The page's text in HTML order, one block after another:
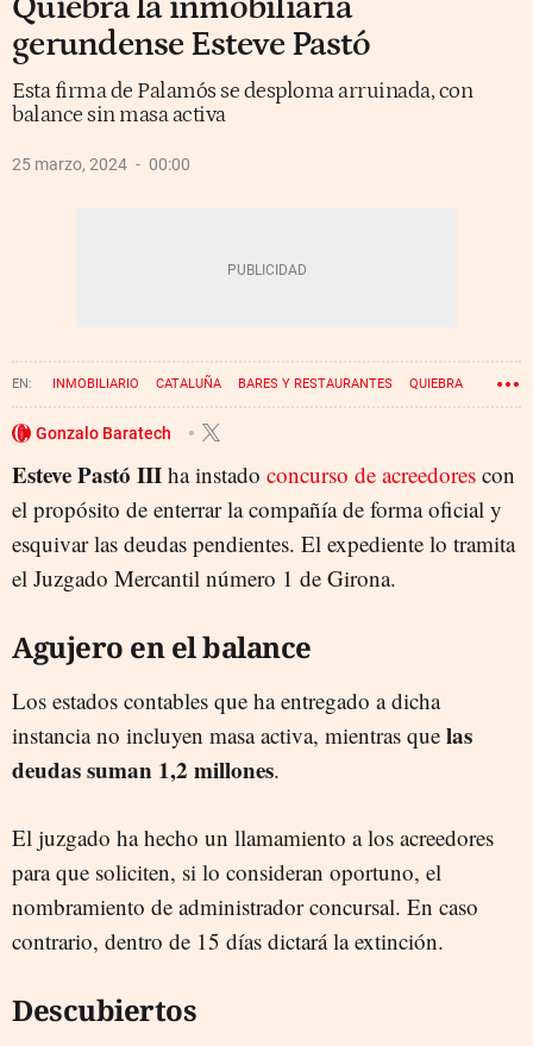
gerundense Esteve Pastó
Esta firma de Palamós se desploma arruinada, con
balance sin masa activa
25 marzo, 2024 00:00
INMOBILIARIO CATALUÑA BARES Y RESTAURANTES QUIEBRA
Gonzalo Baratech
Esteve Pastó III ha instado concurso de acreedores con
el propósito de enterrar la compañía de forma oficial y
esquivar las deudas pendientes. El expediente lo tramita
el Juzgado Mercantil número 1 de Girona.
Agujero en el balance
Los estados contables que ha entregado a dicha
instancia no incluyen masa activa, mientras que las
deudas suman 1,2 millones.
El juzgado ha hecho un llamamiento a los acreedores
para que soliciten, si lo consideran oportuno, el
nombramiento de administrador concursal. En caso
contrario, dentro de 15 días dictará la extinción.
Descubiertos